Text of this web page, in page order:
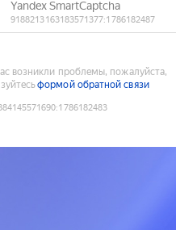
возникли проблемы, пожалуйста,
формой обратной связи
:1786182483